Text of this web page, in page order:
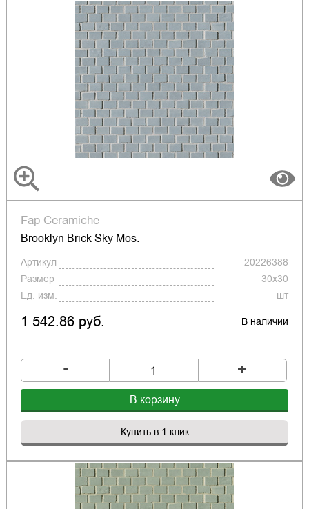
Fap Ceramiche
Brooklyn Brick Sky Mos.
Артикул
20226388
Размер
30x30
Ед. изм.
шт
1 542.86 руб. В наличии
- +
В корзину
Купить в 1 клик